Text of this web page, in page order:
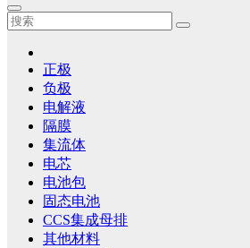
正极
负极
电解液
隔膜
集流体
电芯
电池包
固态电池
CCS集成母排
其他材料